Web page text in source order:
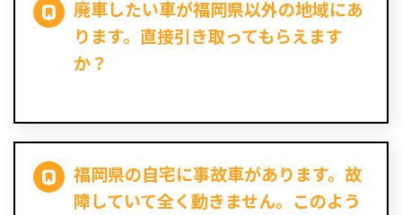
廃車したい車が福岡県以外の地域にあ
ります。直接引き取ってもらえます
か？
福岡県の自宅に事故車があります。故
障していて全く動きません。このよう